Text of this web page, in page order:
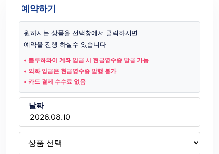
예약하기
원하시는 상품을 선택창에서 클릭하시면
예약을 진행 하실수 있습니다
• 블루하와이 계좌 입금 시 현금영수증 발급 가능
• 외화 입금은 현금영수증 발행 불가
• 카드 결제 수수료 없음
날짜